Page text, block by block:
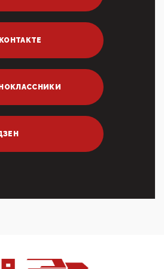
СБП это первый шаг из
ИНН при любых
менеджменту в 15
2025 года превысило 63
Буданов вальяжно сообщил,
Киев не наносить удары по
пользуются аккаунтами на